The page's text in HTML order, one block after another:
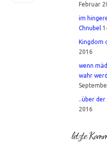
Februar
im
Chnubel
Kingdom
2016
wenn
wahr
..über
2016
letzte